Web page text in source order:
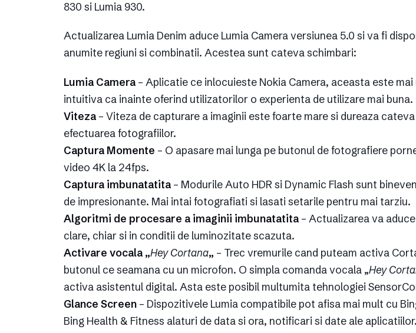
830 si Lumia 930.
Actualizarea Lumia Denim aduce Lumia Camera versiunea 5.0 si va fi
anumite regiuni si combinatii. Acestea sunt cateva schimbari:
Lumia Camera – Aplicatie ce inlocuieste Nokia Camera, aceasta este mai
intuitiva ca inainte oferind utilizatorilor o experienta de utilizare mai buna.
Viteza – Viteza de capturare a imaginii este foarte mare si dureaza
efectuarea fotografiilor.
Captura Momente – O apasare mai lunga pe butonul de fotografiere
video 4K la 24fps.
Captura imbunatatita – Modurile Auto HDR si Dynamic Flash sunt
de impresionante. Mai intai fotografiati si lasati setarile pentru mai tarziu.
Algoritmi de procesare a imaginii imbunatatita – Actualizarea va
clare, chiar si in conditii de luminozitate scazuta.
Activare vocala „Hey Cortana„ – Trec vremurile cand puteam activa
butonul ce seamana cu un microfon. O simpla comanda vocala „Hey
activa asistentul digital. Asta este posibil multumita tehnologiei
Glance Screen – Dispozitivele Lumia compatibile pot afisa mai mult cu
Bing Health & Fitness alaturi de data si ora, notificari si date ale aplicatiilor.